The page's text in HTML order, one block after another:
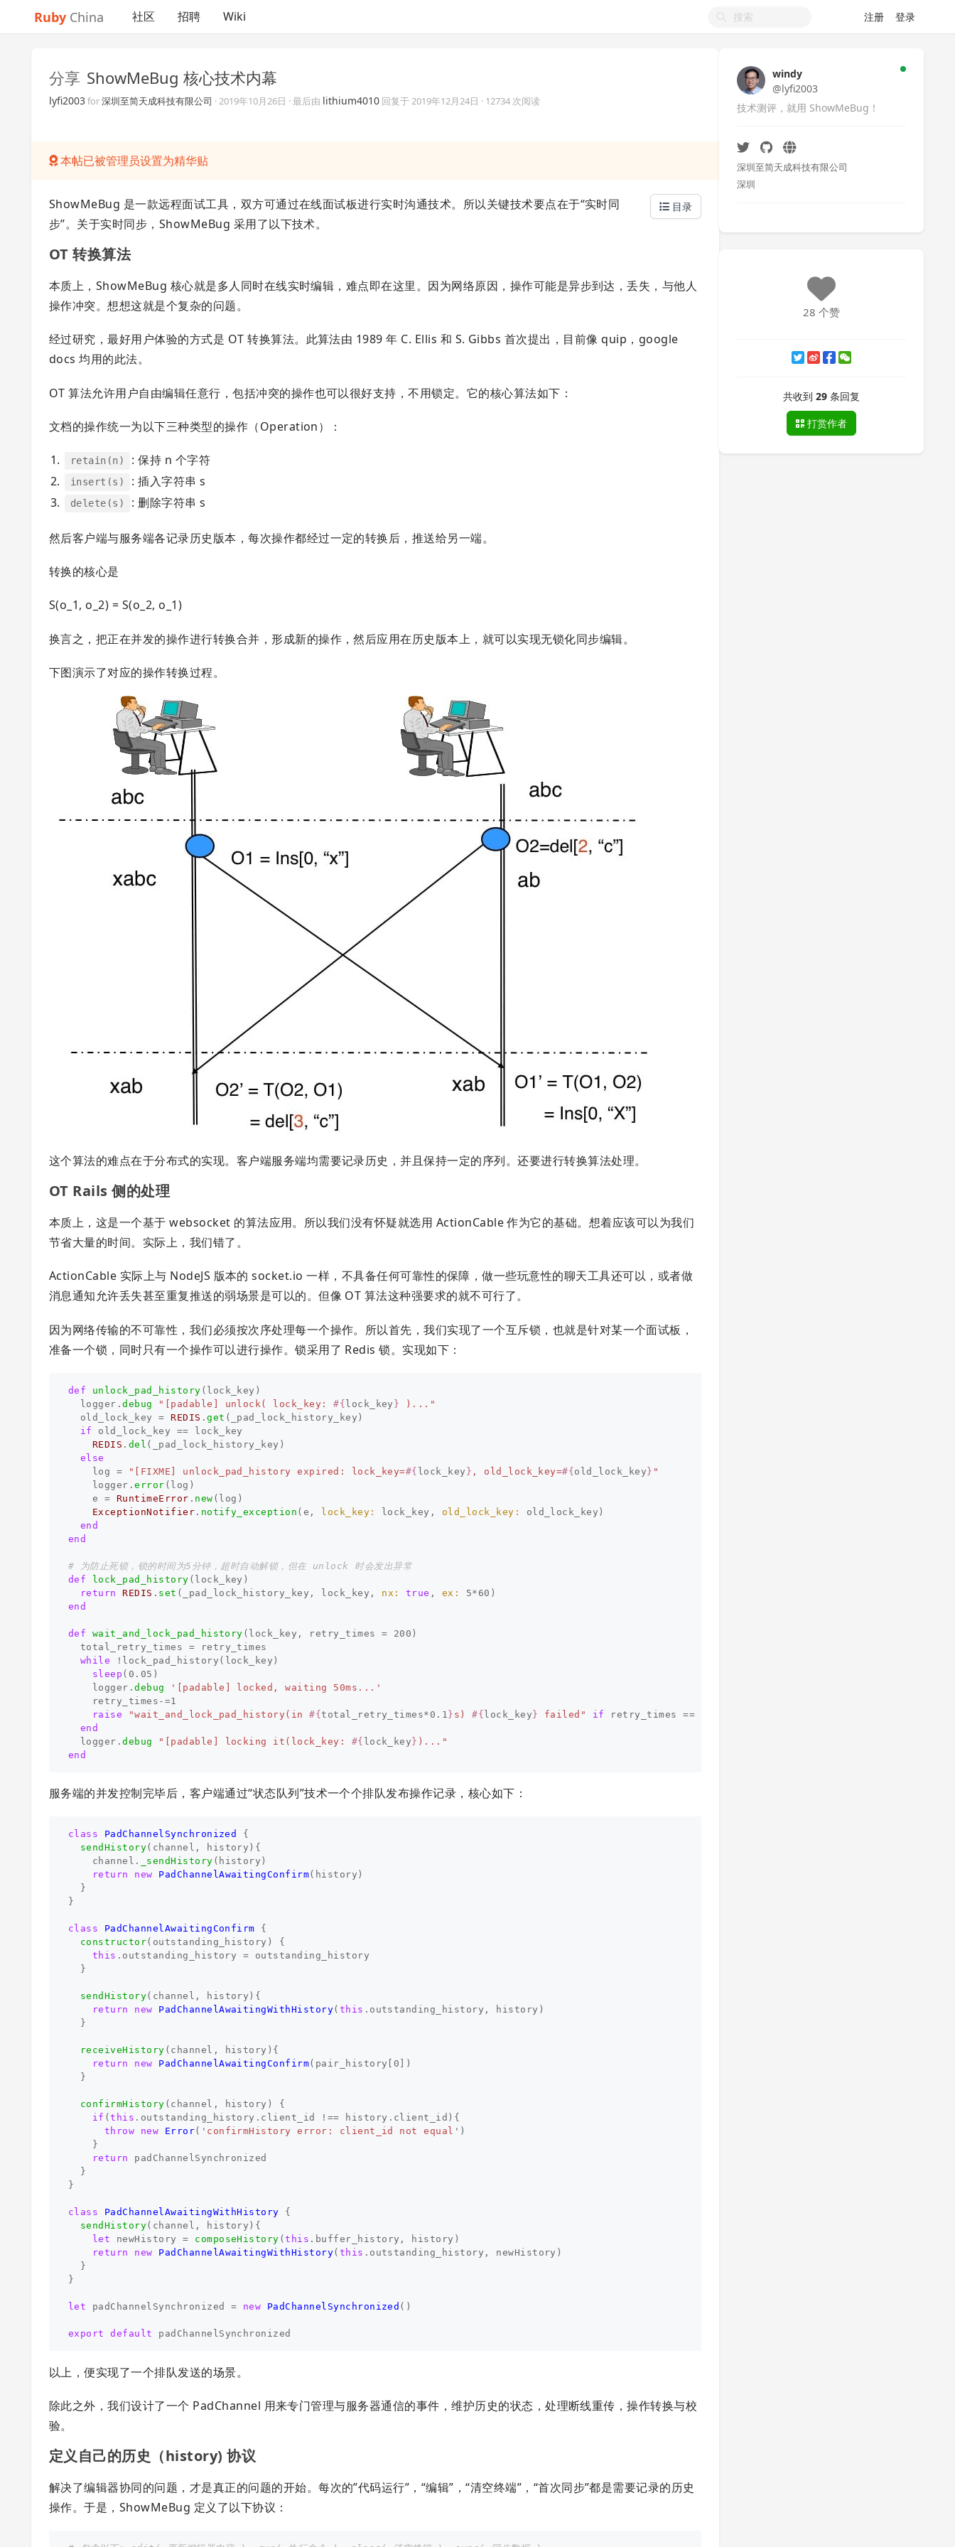
Ruby China 社区 招聘 Wiki 注册 登录
分享 ShowMeBug 核心技术内幕
lyfi2003for深圳至简天成科技有限公司 ·2019年10月26日 · 最后由 lithium4010 回复于2019年12月24日 · 12734 次阅读
本帖已被管理员设置为精华贴
目录
ShowMeBug 是一款远程面试工具，双方可通过在线面试板进行实时沟通技术。所以关键技术要点在于“实时同
步”。关于实时同步，ShowMeBug 采用了以下技术。
OT 转换算法
本质上，ShowMeBug 核心就是多人同时在线实时编辑，难点即在这里。因为网络原因，操作可能是异步到达，丢失，与他人
操作冲突。想想这就是个复杂的问题。
经过研究，最好用户体验的方式是 OT 转换算法。此算法由 1989 年 C. Ellis 和 S. Gibbs 首次提出，目前像 quip，google
docs 均用的此法。
OT 算法允许用户自由编辑任意行，包括冲突的操作也可以很好支持，不用锁定。它的核心算法如下：
文档的操作统一为以下三种类型的操作（Operation）：
retain(n) : 保持 n 个字符
insert(s) : 插入字符串 s
delete(s) : 删除字符串 s
然后客户端与服务端各记录历史版本，每次操作都经过一定的转换后，推送给另一端。
转换的核心是
S(o_1, o_2) = S(o_2, o_1)
换言之，把正在并发的操作进行转换合并，形成新的操作，然后应用在历史版本上，就可以实现无锁化同步编辑。
下图演示了对应的操作转换过程。
这个算法的难点在于分布式的实现。客户端服务端均需要记录历史，并且保持一定的序列。还要进行转换算法处理。
OT Rails 侧的处理
本质上，这是一个基于 websocket 的算法应用。所以我们没有怀疑就选用 ActionCable 作为它的基础。想着应该可以为我们
节省大量的时间。实际上，我们错了。
ActionCable 实际上与 NodeJS 版本的 socket.io 一样，不具备任何可靠性的保障，做一些玩意性的聊天工具还可以，或者做
消息通知允许丢失甚至重复推送的弱场景是可以的。但像 OT 算法这种强要求的就不可行了。
因为网络传输的不可靠性，我们必须按次序处理每一个操作。所以首先，我们实现了一个互斥锁，也就是针对某一个面试板，
准备一个锁，同时只有一个操作可以进行操作。锁采用了 Redis 锁。实现如下：
def unlock_pad_history ( lock_key )
logger .debug "[padable] unlock( lock_key: #{ lock_key } )..."
old_lock_key
= REDIS .get ( _pad_lock_history_key )
if
old_lock_key ==
lock_key
REDIS . del ( _pad_lock_history_key )
else
log
= "[FIXME] unlock_pad_history expired: lock_key=#{ lock_key } , old_lock_key=#{ old_lock_key } "
logger .error ( log )
e
= RuntimeError . new ( log )
ExceptionNotifier . notify_exception ( e , lock_key: lock_key , old_lock_key: old_lock_key )
end
end
# 为防止死锁，锁的时间为5分钟，超时自动解锁，但在 unlock 时会发出异常
def
lock_pad_history ( lock_key )
return
REDIS . set ( _pad_lock_history_key , lock_key , nx: true , ex: 5* 60 )
end
def wait_and_lock_pad_history ( lock_key , retry_times = 200 )
total_retry_times
=
retry_times
while
! lock_pad_history ( lock_key )
sleep ( 0.05 )
logger .debug
'[padable] locked, waiting 50ms...'
retry_times -=1
raise
"wait_and_lock_pad_history(in #{total_retry_times* 0.1 } s) #{ lock_key } failed" if retry_times ==
end
logger .debug "[padable] locking it(lock_key: #{ lock_key } )..."
end
服务端的并发控制完毕后，客户端通过“状态队列”技术一个个排队发布操作记录，核心如下：
class PadChannelSynchronized
{
sendHistory( channel , history ){
channel . _sendHistory ( history )
return
new PadChannelAwaitingConfirm( history )
}
}
class PadChannelAwaitingConfirm
{
constructor( outstanding_history )
{
this . outstanding_history =
outstanding_history
}
sendHistory( channel , history ){
return
new PadChannelAwaitingWithHistory( this . outstanding_history , history )
}
receiveHistory ( channel , history ){
return
new PadChannelAwaitingConfirm( pair_history 0 ])
}
confirmHistory ( channel , history )
{
if (this . outstanding_history . client_id !== history . client_id ){
throw
new Error( ' confirmHistory error: client_id not equal ' )
}
return
padChannelSynchronized
}
}
class PadChannelAwaitingWithHistory
{
sendHistory( channel , history ){
let
newHistory = composeHistory (this . buffer_history , history )
return
new PadChannelAwaitingWithHistory( this . outstanding_history , newHistory )
}
}
let padChannelSynchronized = new PadChannelSynchronized ()
export default padChannelSynchronized
以上，便实现了一个排队发送的场景。
除此之外，我们设计了一个 PadChannel 用来专门管理与服务器通信的事件，维护历史的状态，处理断线重传，操作转换与校
验。
定义自己的历史（history) 协议
解决了编辑器协同的问题，才是真正的问题的开始。每次的”代码运行”，“编辑”，“清空终端”，“首次同步”都是需要记录的历史
操作。于是，ShowMeBug 定义了以下协议：
windy
@lyfi2003
技术测评，就用 ShowMeBug！
深圳至简天成科技有限公司
深圳
28 个赞
共收到 29 条回复
打赏作者